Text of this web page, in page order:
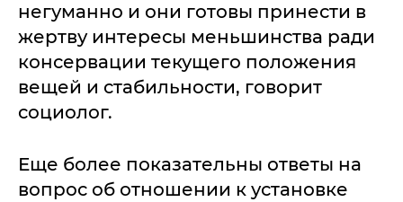
негуманно и они готовы принести в
жертву интересы меньшинства ради
консервации текущего положения
вещей и стабильности, говорит
социолог.
Еще более показательны ответы на
вопрос об отношении к установке